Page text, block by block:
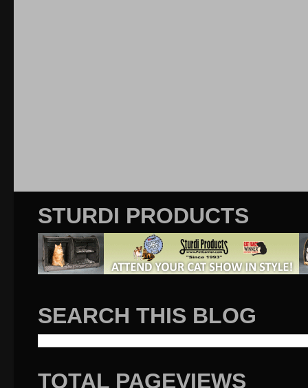
STURDI PRODUCTS
SEARCH THIS BLOG
TOTAL PAGEVIEWS